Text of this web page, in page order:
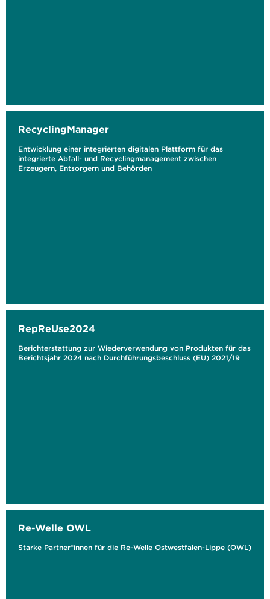
RecyclingManager
Entwicklung einer integrierten digitalen Plattform für das
integrierte Abfall- und Recyclingmanagement zwischen
Erzeugern, Entsorgern und Behörden
RepReUse2024
Berichterstattung zur Wiederverwendung von Produkten für das
Berichtsjahr 2024 nach Durchführungsbeschluss (EU) 2021/19
Re-Welle OWL
Starke Partner*innen für die Re-Welle Ostwestfalen-Lippe (OWL)